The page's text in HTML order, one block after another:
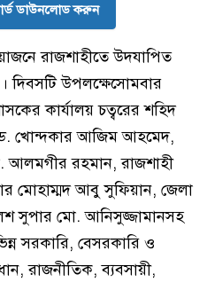
ডাউনলোড করুন
রাজশাহীতে উদযাপিত
দিবসটি উপলক্ষেসোমবার
কার্যালয় চত্বরের শহিদ
ড. খোন্দকার আজিম আহমেদ,
আলমগীর রহমান, রাজশাহী
মোহাম্মদ আবু সুফিয়ান, জেলা
সুপার মো. আনিসুজ্জামানসহ
সরকারি, বেসরকারি ও
রাজনীতিক, ব্যবসায়ী,